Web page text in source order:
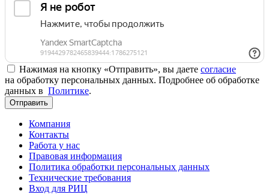
Нажимая на кнопку «Отправить», вы даете согласие
на обработку персональных данных. Подробнее об обработке
данных в Политике.
Отправить
Компания
Контакты
Работа у нас
Правовая информация
Политика обработки персональных данных
Технические требования
Вход для РИЦ